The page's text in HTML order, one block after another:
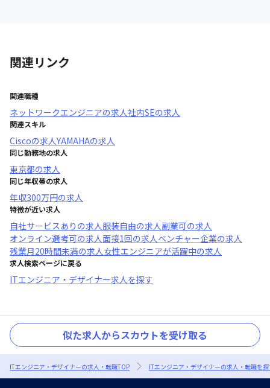
関連リンク
関連職種
ネットワークエンジニアの求人社内SEの求人
関連スキル
Ciscoの求人YAMAHAの求人
同じ勤務地の求人
東京都の求人
同じ年収帯の求人
年収300万円の求人
特徴が近い求人
自社サービスあり の求人服装自由の求人副業可の求人
オンライン選考可の求人面接1回の求人ベンチャー企業の求人
残業月20時間未満の求人女性エンジニアが活躍中の求人
求人検索ページに戻る
ITエンジニア・デザイナー求人を探す
似た求人からスカウトを受け取る
ITエンジニア・デザイナーの求人・転職TOP ITエンジニア・デザイナーの求人・転職を